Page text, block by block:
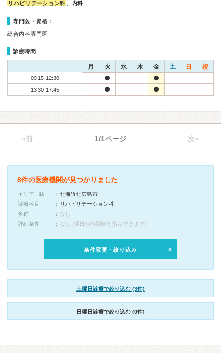
リハビリテーション科 、内科
専門医・資格：
総合内科専門医
診療時間
月 火 水 木 金 土 日 祝
09:15-12:30
13:30-17:45
«前 1/1ページ 次»
8件の医療機関が見つかりました
エリア・駅
北海道北広島市
診療科目
リハビリテーション科
名称
なし
詳細条件
なし (曜日や時間帯を指定できます)
条件変更・絞り込み
土曜日診療で絞り込む (3件)
日曜日診療で絞り込む (0件)